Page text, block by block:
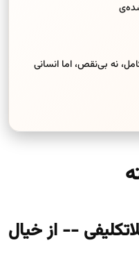
نه بی‌نقص، اما انسانی
-- از خیال